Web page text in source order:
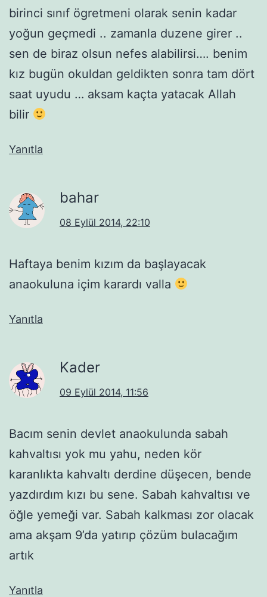
birinci sınıf ögretmeni olarak senin kadar
yoğun geçmedi .. zamanla duzene girer ..
sen de biraz olsun nefes alabilirsi…. benim
kız bugün okuldan geldikten sonra tam dört
saat uyudu … aksam kaçta yatacak Allah
bilir
Yanıtla
bahar
08 Eylül 2014, 22:10
Haftaya benim kızım da başlayacak
anaokuluna içim karardı valla
Yanıtla
Kader
09 Eylül 2014, 11:56
Bacım senin devlet anaokulunda sabah
kahvaltısı yok mu yahu, neden kör
karanlıkta kahvaltı derdine düşecen, bende
yazdırdım kızı bu sene. Sabah kahvaltısı ve
öğle yemeği var. Sabah kalkması zor olacak
ama akşam 9’da yatırıp çözüm bulacağım
artık
Yanıtla